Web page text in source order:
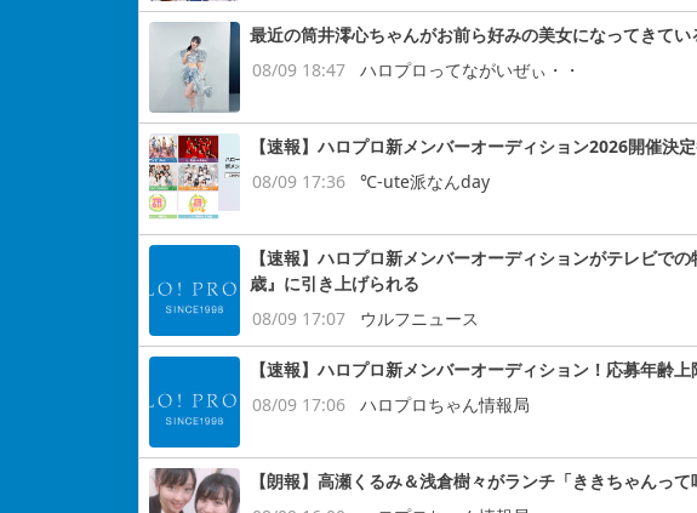
最近の筒井澪心ちゃんがお前ら好みの美女になってきてい
08/09 18:47
ハロプロってながいぜぃ・・
【速報】ハロプロ新メンバーオーディション2026
08/09 17:36
℃-ute派なんday
【速報】ハロプロ新メンバーオーディションがテレビで
歳』に引き上げられる
08/09 17:07
ウルフニュース
【速報】ハロプロ新メンバーオーディション！応募年齢
08/09 17:06
ハロプロちゃん情報局
【朗報】高瀬くるみ＆浅倉樹々がランチ「ききちゃんっ